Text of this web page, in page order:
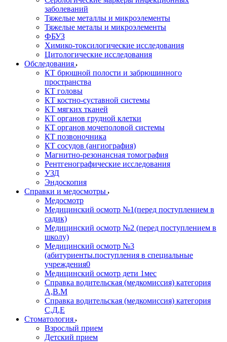
заболеваний
Тяжелые металлы и микроэлементы
Тяжелые металы и микроэлементы
ФБУЗ
Химико-токсилогические исследования
Цитологические исследования
Обследования
КТ брюшной полости и забрюшинного
пространства
КТ головы
КТ костно-суставной системы
КТ мягких тканей
КТ органов грудной клетки
КТ органов мочеполовой системы
КТ позвоночника
КТ сосудов (ангиография)
Магнитно-резонансная томография
Рентгенографические исследования
УЗД
Эндоскопия
Справки и медосмотры
Медосмотр
Медицинский осмотр №1(перед поступлением в
садик)
Медицинский осмотр №2 (перед поступлением в
школу)
Медицинский осмотр №3
(абитуриенты.поступления в специальные
учреждения0
Медицинский осмотр дети 1мес
Справка водительская (медкомиссия) категория
А,В.М
Справка водительская (медкомиссия) категория
С,Д,Е
Стоматология
Взрослый прием
Детский прием